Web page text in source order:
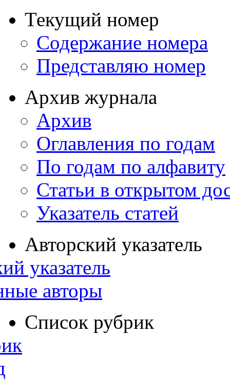
Текущий номер
Содержание номера
Представляю номер
Архив журнала
Архив
Оглавления по годам
По годам по алфавиту
Статьи в открытом
Указатель статей
Авторский указатель
указатель
авторы
Список рубрик